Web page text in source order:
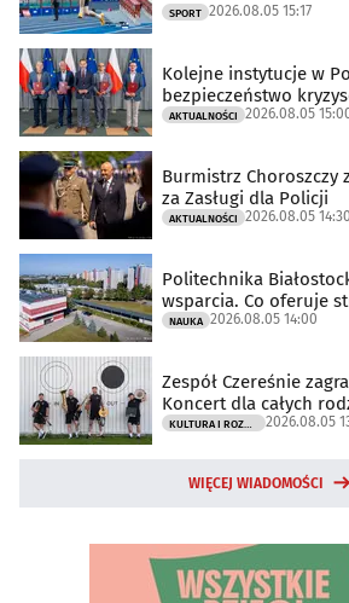
SPORT 2026.08.05 15:17
Kolejne instytucje w
bezpieczeństwo
AKTUALNOŚCI 2026.08.05
Burmistrz Choroszczy
za Zasługi dla Policji
AKTUALNOŚCI 2026.08.05 14:30
Politechnika
wsparcia. Co oferuje
NAUKA 2026.08.05 14:00
Zespół Czereśnie
Koncert dla całych
2026.08.05
WIĘCEJ WIADOMOŚCI